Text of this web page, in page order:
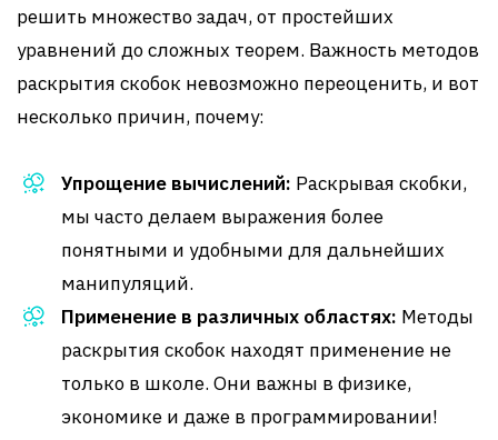
решить множество задач, от простейших
уравнений до сложных теорем. Важность методов
раскрытия скобок невозможно переоценить, и вот
несколько причин, почему:
Упрощение вычислений: Раскрывая скобки,
мы часто делаем выражения более
понятными и удобными для дальнейших
манипуляций.
Применение в различных областях: Методы
раскрытия скобок находят применение не
только в школе. Они важны в физике,
экономике и даже в программировании!